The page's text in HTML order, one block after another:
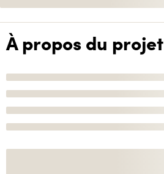
À propos du projet